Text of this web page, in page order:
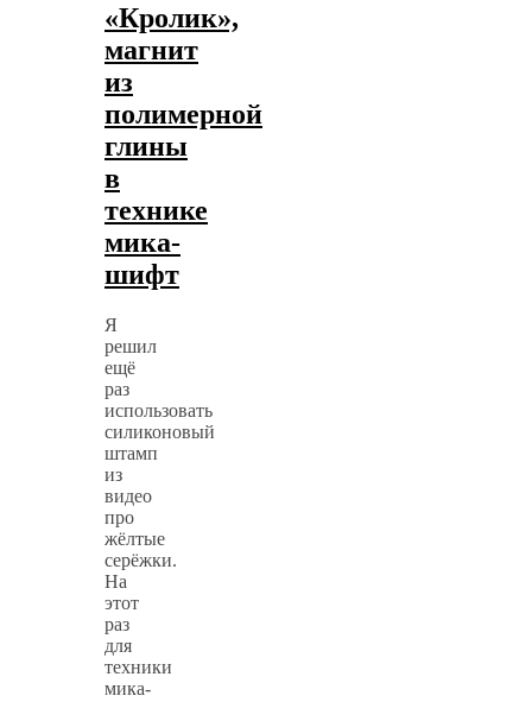
«Кролик»,
магнит
из
полимерной
глины
в
технике
мика-
шифт
Я
решил
ещё
раз
использовать
силиконовый
штамп
из
видео
про
жёлтые
серёжки.
На
этот
раз
для
техники
мика-